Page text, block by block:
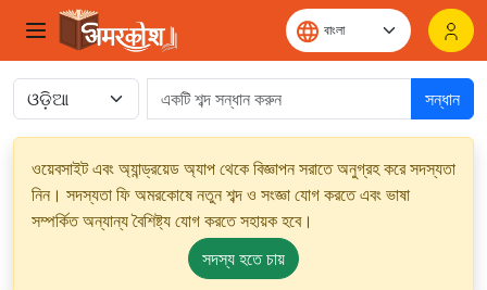
সন্ধান
ওয়েবসাইট এবং অ্যান্ড্রয়েড অ্যাপ থেকে বিজ্ঞাপন সরাতে অনুগ্রহ করে সদস্যতা
নিন। সদস্যতা ফি অমরকোষে নতুন শব্দ ও সংজ্ঞা যোগ করতে এবং ভাষা
সম্পর্কিত অন্যান্য বৈশিষ্ট্য যোগ করতে সহায়ক হবে।
সদস্য হতে চায়